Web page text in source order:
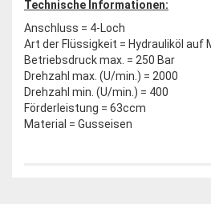
Technische Informationen:
Anschluss = 4-Loch
Art der Flüssigkeit = Hydrauliköl auf
Betriebsdruck max. = 250 Bar
Drehzahl max. (U/min.) = 2000
Drehzahl min. (U/min.) = 400
Förderleistung = 63ccm
Material = Gusseisen